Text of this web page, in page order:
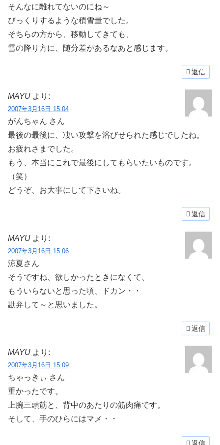
そんなに離れてないのにね～
びっくりするような積雪量でした。
そちらの方から、移動してきても、
雪の降り方に、随分差があるなあと感じます。
返信
MAYU より:
2007年3月16日 15:04
がんちゃん さん
最後の最後に、凄い攻撃を浴びせられた感じでしたね。
お疲れさまでした。
もう、本当にこれで最後にしてもらいたいものです。
（笑）
どうぞ、お大事にして下さいね。
返信
MAYU より:
2007年3月16日 15:06
涼夏さん
そうですね、欲しかったときになくて、
もういらないと思った頃、ドカン・・
勘弁して～と思いました。
返信
MAYU より:
2007年3月16日 15:09
ちゃっきぃ さん
重かったです。
上腕三頭筋と、背中のあたりの筋肉痛です。
そして、手のひらにはマメ・・
返信